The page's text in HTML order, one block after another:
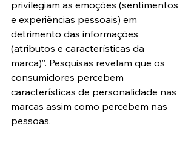
privilegiam as emoções (sentimentos
e experiências pessoais) em
detrimento das informações
(atributos e características da
marca)”. Pesquisas revelam que os
consumidores percebem
características de personalidade nas
marcas assim como percebem nas
pessoas.